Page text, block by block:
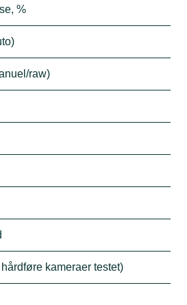
%
raw)
kameraer testet)